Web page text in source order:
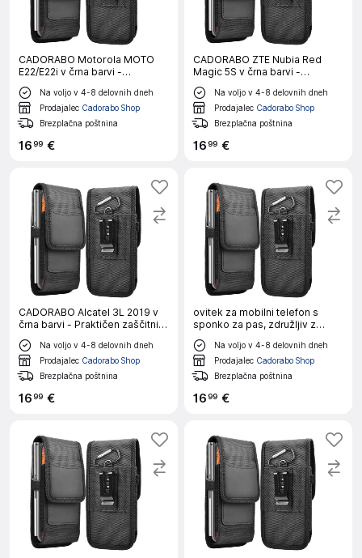
CADORABO Motorola MOTO
E22/E22i v črna barvi -
Praktičen zaščitni ovitek s
karabinom Ovitek ovitka z
držalom za pisalo
Na voljo v 4-8 delovnih dneh
Prodajalec Cadorabo Shop
Brezplačna poštnina
1699 €
CADORABO ZTE Nubia Red
Magic 5S v črna barvi -
Praktičen zaščitni ovitek s
karabinom Ovitek ovitka z
držalom za pisalo
Na voljo v 4-8 delovnih dneh
Prodajalec Cadorabo Shop
Brezplačna poštnina
1699 €
CADORABO Alcatel 3L 2019 v
črna barvi - Praktičen zaščitni
ovitek s karabinom Ovitek
ovitka z držalom za pisalo
Na voljo v 4-8 delovnih dneh
Prodajalec Cadorabo Shop
Brezplačna poštnina
1699 €
ovitek za mobilni telefon s
sponko za pas, združljiv z
WIKO Y61 v črna barvi -
Praktičen zaščitni ovitek s
karabinom Ovitek ovitka z
držalom za pisalo
Na voljo v 4-8 delovnih dneh
Prodajalec Cadorabo Shop
Brezplačna poštnina
1699 €